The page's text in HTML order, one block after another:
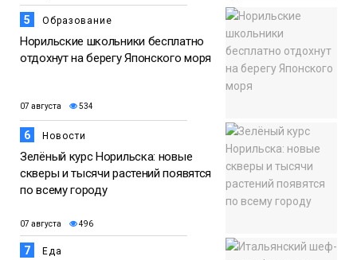
5 Образование
Норильские школьники бесплатно
отдохнут на берегу Японского моря
07 августа 534
6 Новости
Зелёный курс Норильска: новые
скверы и тысячи растений появятся
по всему городу
07 августа 496
7 Еда